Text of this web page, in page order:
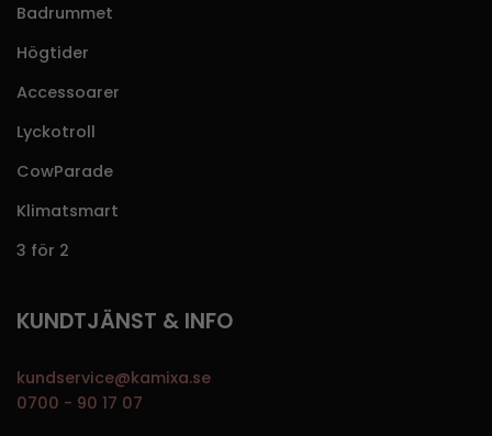
Badrummet
Högtider
Accessoarer
Lyckotroll
CowParade
Klimatsmart
3 för 2
KUNDTJÄNST & INFO
kundservice@kamixa.se
0700 - 90 17 07